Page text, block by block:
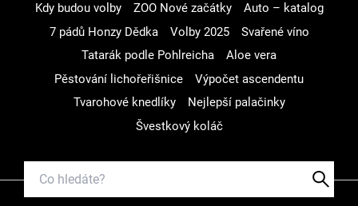
Kdy budou volby
ZOO Nové začátky
Auto – katalog
7 pádů Honzy Dědka
Volby 2025
Svařené víno
Tatarák podle Pohlreicha
Aloe vera
Pěstování lichořeřišnice
Výpočet ascendentu
Tvarohové knedlíky
Nejlepší palačinky
Švestkový koláč